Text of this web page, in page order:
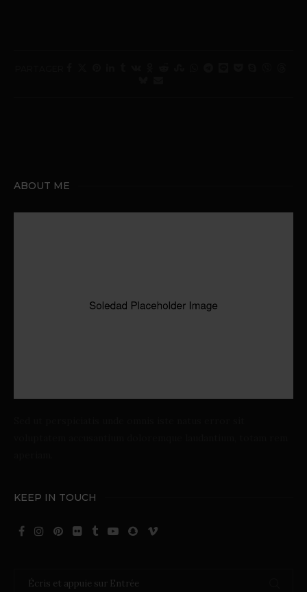
ABOUT ME
KEEP IN TOUCH